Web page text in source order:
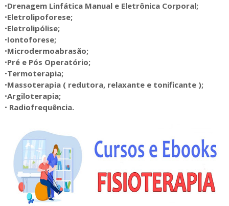
•Drenagem Linfática Manual e Eletrônica Corporal;
•Eletrolipoforese;
•Eletrolipólise;
•Iontoforese;
•Microdermoabrasão;
•Pré e Pós Operatório;
•Termoterapia;
•Massoterapia ( redutora, relaxante e tonificante );
•Argiloterapia;
• Radiofrequência.